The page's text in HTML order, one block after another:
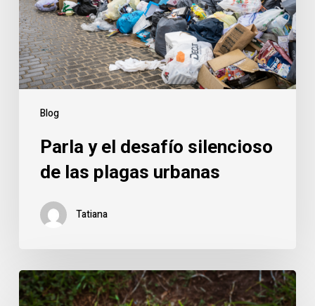
Blog
de
las
plagas
urbanas
Parla y el desafío silencioso
de las plagas urbanas
Tatiana
Parla
bajo